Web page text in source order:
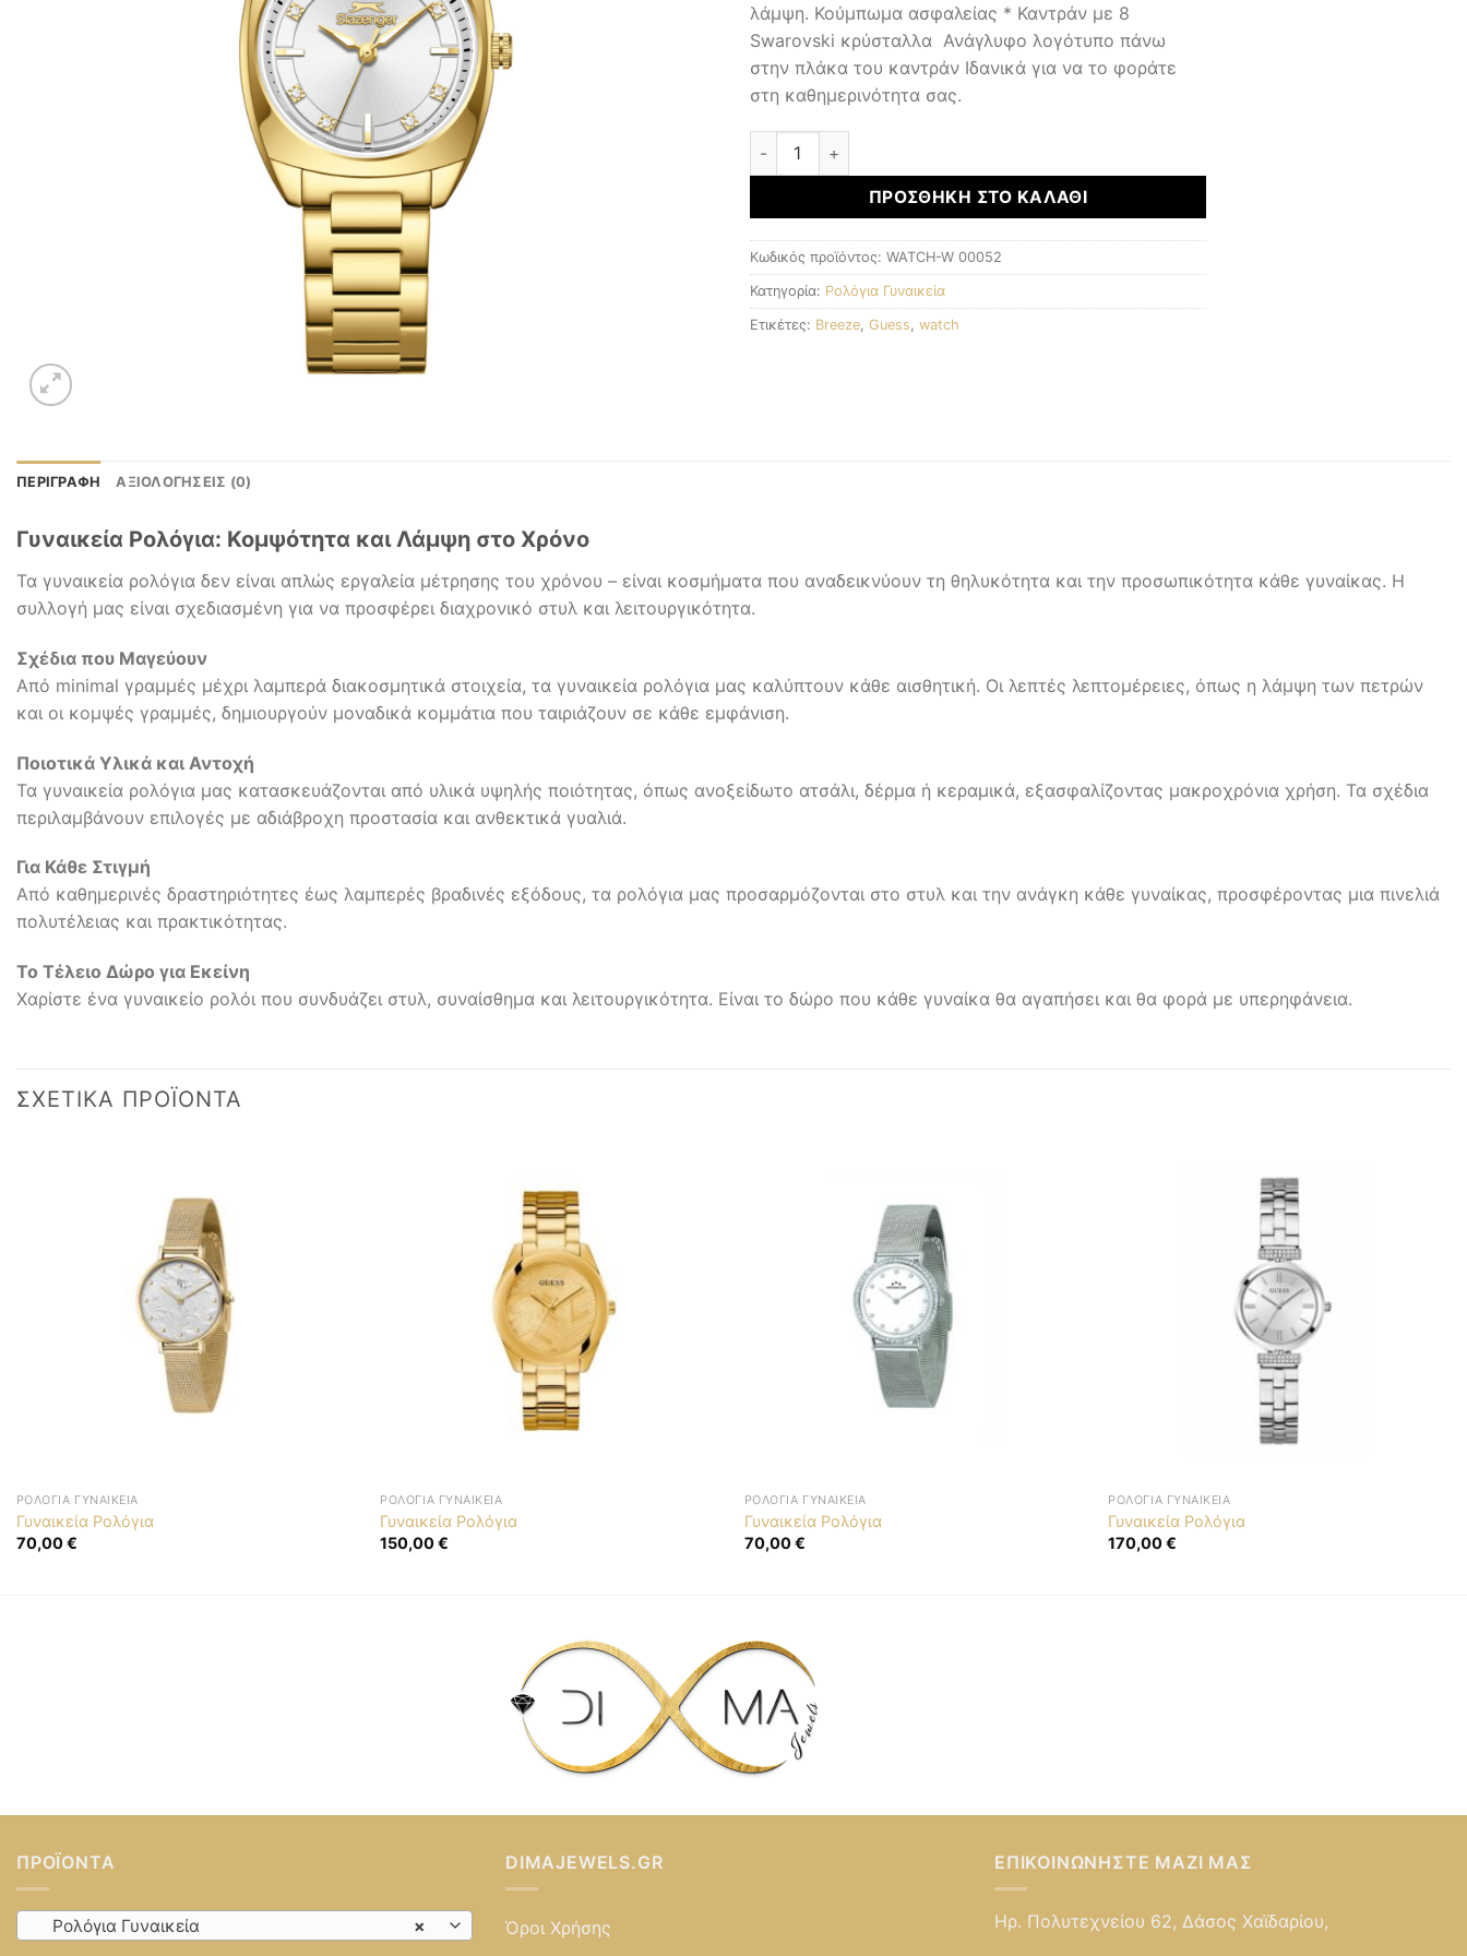
λάμψη. Κούμπωμα ασφαλείας * Καντράν με 8
Swarovski κρύσταλλα Ανάγλυφο λογότυπο πάνω
στην πλάκα του καντράν Ιδανικά για να το φοράτε
στη καθημερινότητα σας.
Γυναικεία Ρολόγια ποσότητα
ΠΡΟΣΘΉΚΗ ΣΤΟ ΚΑΛΆΘΙ
Κωδικός προϊόντος: WATCH-W 00052
Κατηγορία: Ρολόγια Γυναικεία
Ετικέτες: Breeze, Guess, watch
ΠΕΡΙΓΡΑΦΉ ΑΞΙΟΛΟΓΉΣΕΙΣ (0)
Γυναικεία Ρολόγια: Κομψότητα και Λάμψη στο Χρόνο
Τα γυναικεία ρολόγια δεν είναι απλώς εργαλεία μέτρησης του χρόνου – είναι κοσμήματα που αναδεικνύουν τη θηλυκότητα και την προσωπικότητα κάθε γυναίκας. Η
συλλογή μας είναι σχεδιασμένη για να προσφέρει διαχρονικό στυλ και λειτουργικότητα.
Σχέδια που Μαγεύουν
Από minimal γραμμές μέχρι λαμπερά διακοσμητικά στοιχεία, τα γυναικεία ρολόγια μας καλύπτουν κάθε αισθητική. Οι λεπτές λεπτομέρειες, όπως η λάμψη των πετρών
και οι κομψές γραμμές, δημιουργούν μοναδικά κομμάτια που ταιριάζουν σε κάθε εμφάνιση.
Ποιοτικά Υλικά και Αντοχή
Τα γυναικεία ρολόγια μας κατασκευάζονται από υλικά υψηλής ποιότητας, όπως ανοξείδωτο ατσάλι, δέρμα ή κεραμικά, εξασφαλίζοντας μακροχρόνια χρήση. Τα σχέδια
περιλαμβάνουν επιλογές με αδιάβροχη προστασία και ανθεκτικά γυαλιά.
Για Κάθε Στιγμή
Από καθημερινές δραστηριότητες έως λαμπερές βραδινές εξόδους, τα ρολόγια μας προσαρμόζονται στο στυλ και την ανάγκη κάθε γυναίκας, προσφέροντας μια πινελιά
πολυτέλειας και πρακτικότητας.
Το Τέλειο Δώρο για Εκείνη
Χαρίστε ένα γυναικείο ρολόι που συνδυάζει στυλ, συναίσθημα και λειτουργικότητα. Είναι το δώρο που κάθε γυναίκα θα αγαπήσει και θα φορά με υπερηφάνεια.
ΣΧΕΤΙΚΆ ΠΡΟΪΌΝΤΑ
ΡΟΛΌΓΙΑ ΓΥΝΑΙΚΕΊΑ
Γυναικεία Ρολόγια
70,00€
ΡΟΛΌΓΙΑ ΓΥΝΑΙΚΕΊΑ
Γυναικεία Ρολόγια
150,00€
ΡΟΛΌΓΙΑ ΓΥΝΑΙΚΕΊΑ
Γυναικεία Ρολόγια
70,00€
ΡΟΛΌΓΙΑ ΓΥΝΑΙΚΕΊΑ
Γυναικεία Ρολόγια
170,00€
ΠΡΟΪΌΝΤΑ
×
Ρολόγια Γυναικεία
DIMAJEWELS.GR
Όροι Χρήσης
ΕΠΙΚΟΙΝΩΝΉΣΤΕ ΜΑΖΊ ΜΑΣ
Ηρ. Πολυτεχνείου 62, Δάσος Χαϊδαρίου,